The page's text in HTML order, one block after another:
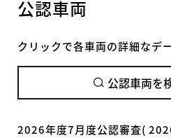
公認車両
クリックで各車両の詳細なデ
公認車両を
2026年度7月度公認審査(